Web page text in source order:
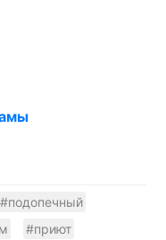
#подопечный
#приют